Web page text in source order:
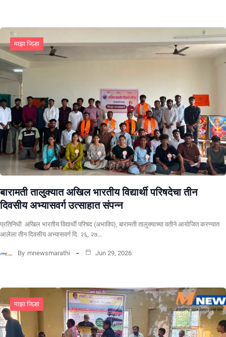
माझा जिल्हा
बारामती तालुक्यात अखिल भारतीय विद्यार्थी परिषदेचा तीन
दिवसीय अभ्यासवर्ग उत्साहात संपन्न
प्रतिनिधी अखिल भारतीय विद्यार्थी परिषद (अभाविप), बारामती तालुक्याच्या वतीने आयोजित करण्यात
आलेला तीन दिवसीय अभ्यासवर्ग दि. २६, २७…
By mnewsmarathi Jun 29, 2026
माझा जिल्हा